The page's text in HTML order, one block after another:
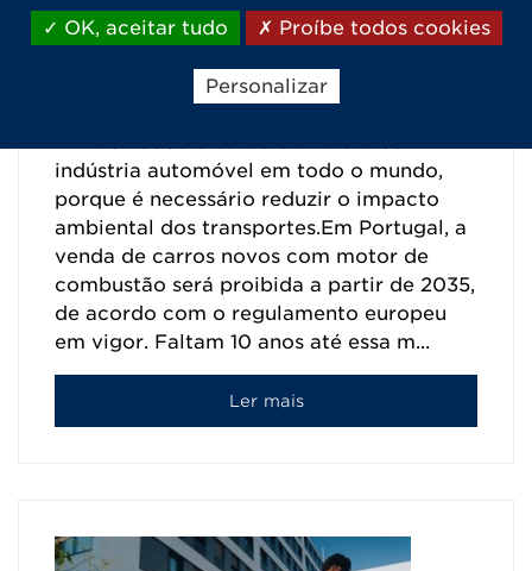
Benefícios ambientais da
opção pela mobilidade elétrica
indústria automóvel em todo o mundo,
porque é necessário reduzir o impacto
ambiental dos transportes.Em Portugal, a
venda de carros novos com motor de
combustão será proibida a partir de 2035,
de acordo com o regulamento europeu
em vigor. Faltam 10 anos até essa m...
Ler mais
OK, aceitar tudo Proíbe todos cookies
Personalizar